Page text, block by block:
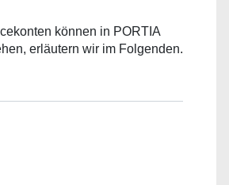
können in PORTIA
erläutern wir im Folgenden.